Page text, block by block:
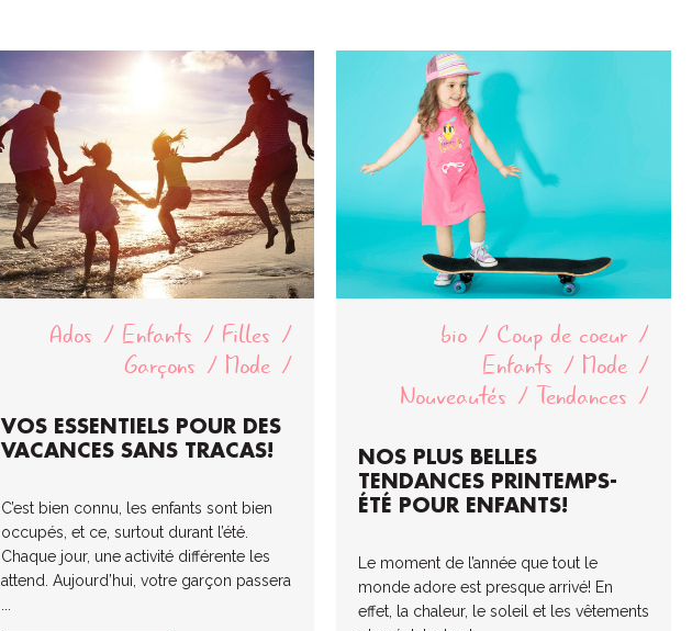
Ados Enfants
Filles
Garçons
Mode
VOS ESSENTIELS POUR DES
VACANCES SANS TRACAS!
C’est bien connu, les enfants sont bien
occupés, et ce, surtout durant l’été.
Chaque jour, une activité différente les
attend. Aujourd’hui, votre garçon passera
bio
Coup de coeur
Enfants
Mode
Nouveautés
Tendances
NOS PLUS BELLES
TENDANCES PRINTEMPS-
ÉTÉ POUR ENFANTS!
Le moment de l’année que tout le
monde adore est presque arrivé! En
effet, la chaleur, le soleil et les vêtements